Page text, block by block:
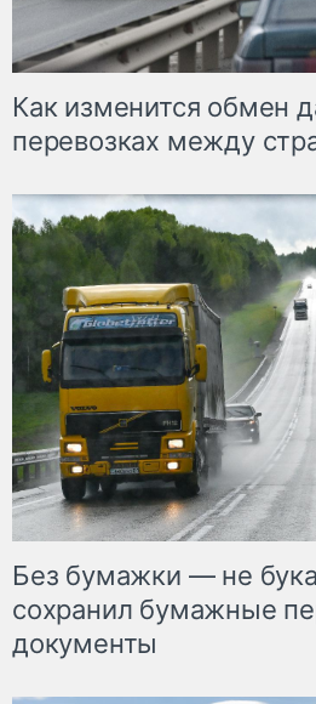
Как изменится обмен
перевозках между
Без бумажки — не
сохранил бумажные
документы